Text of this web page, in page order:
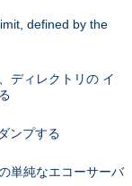
defined by the
ディレクトリの イ
ンプする
単純なエコーサーバ